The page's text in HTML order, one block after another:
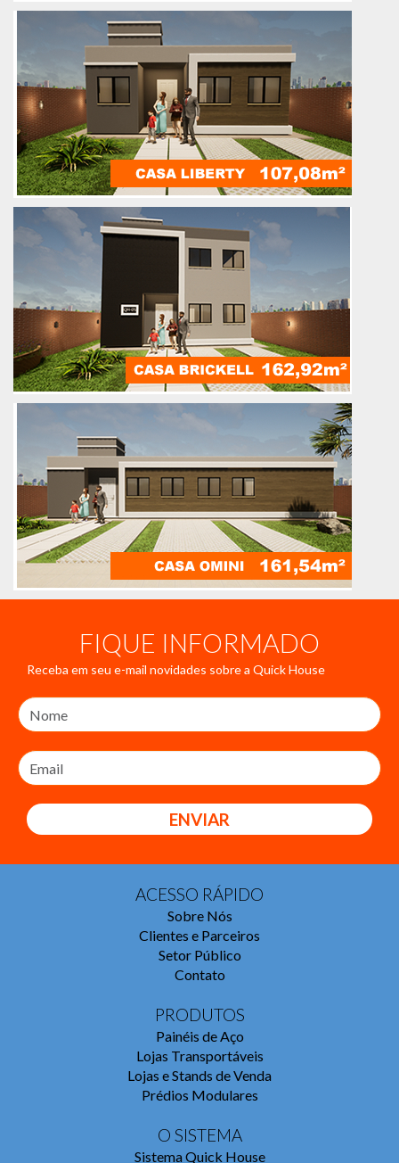
FIQUE INFORMADO
Receba em seu e-mail novidades sobre a Quick House
ENVIAR
ACESSO RÁPIDO
Sobre Nós
Clientes e Parceiros
Setor Público
Contato
PRODUTOS
Painéis de Aço
Lojas Transportáveis
Lojas e Stands de Venda
Prédios Modulares
O SISTEMA
Sistema Quick House